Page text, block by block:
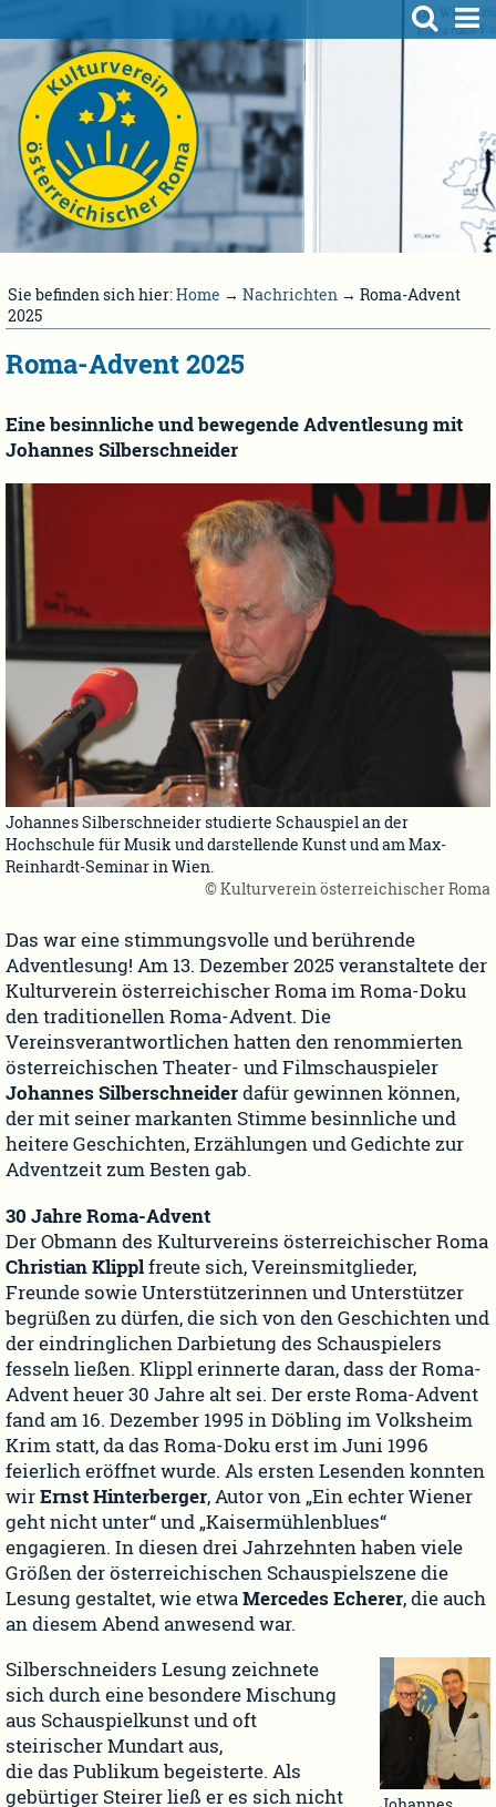
Sie befinden sich hier:Home → Nachrichten → Roma-Advent
2025
Roma-Advent 2025
Eine besinnliche und bewegende Adventlesung mit
Johannes Silberschneider
Johannes Silberschneider studierte Schauspiel an der
Hochschule für Musik und darstellende Kunst und am Max-
Reinhardt-Seminar in Wien.
© Kulturverein österreichischer Roma
Das war eine stimmungsvolle und berührende
Adventlesung! Am 13. Dezember 2025 veranstaltete der
Kulturverein österreichischer Roma im Roma-Doku
den traditionellen Roma-Advent. Die
Vereinsverantwortlichen hatten den renommierten
österreichischen Theater- und Filmschauspieler
Johannes Silberschneiderdafür gewinnen können,
der mit seiner markanten Stimme besinnliche und
heitere Geschichten, Erzählungen und Gedichte zur
Adventzeit zum Besten gab.
30 Jahre Roma-Advent
Der Obmann des Kulturvereins österreichischer Roma
Christian Klipplfreute sich, Vereinsmitglieder,
Freunde sowie Unterstützerinnen und Unterstützer
begrüßen zu dürfen, die sich von den Geschichten und
der eindringlichen Darbietung des Schauspielers
fesseln ließen. Klippl erinnerte daran, dass der Roma-
Advent heuer 30 Jahre alt sei. Der erste Roma-Advent
fand am 16. Dezember 1995 in Döbling im Volksheim
Krim statt, da das Roma-Doku erst im Juni 1996
feierlich eröffnet wurde. Als ersten Lesenden konnten
wirErnst Hinterberger, Autor von „Ein echter Wiener
geht nicht unter“ und „Kaisermühlenblues“
engagieren. In diesen drei Jahrzehnten haben viele
Größen der österreichischen Schauspielszene die
Lesung gestaltet, wie etwaMercedes Echerer, die auch
an diesem Abend anwesend war.
Silberschneiders Lesung zeichnete
sich durch eine besondere Mischung
aus Schauspielkunst und oft
steirischer Mundart aus,
die das Publikum begeisterte. Als
gebürtiger Steirer ließ er es sich nicht